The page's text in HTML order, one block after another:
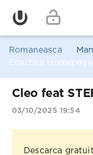
Romaneasca
Emuzica Homepage
Cleo feat
03/10/2025 19:54
Descarca